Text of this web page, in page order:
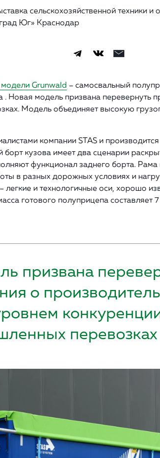
сельскохозяйственной
Юг» Краснодар
Grunwald – самосвальный
Новая модель призвана перевернуть
Модель объединяет высокую
компании STAS и
кузова имеет два сценарии
функционал заднего борта.
в разных дорожных условиях и
и технологичные оси, хорошо
готового полуприцепа составляет 7
призвана
о
перевозках